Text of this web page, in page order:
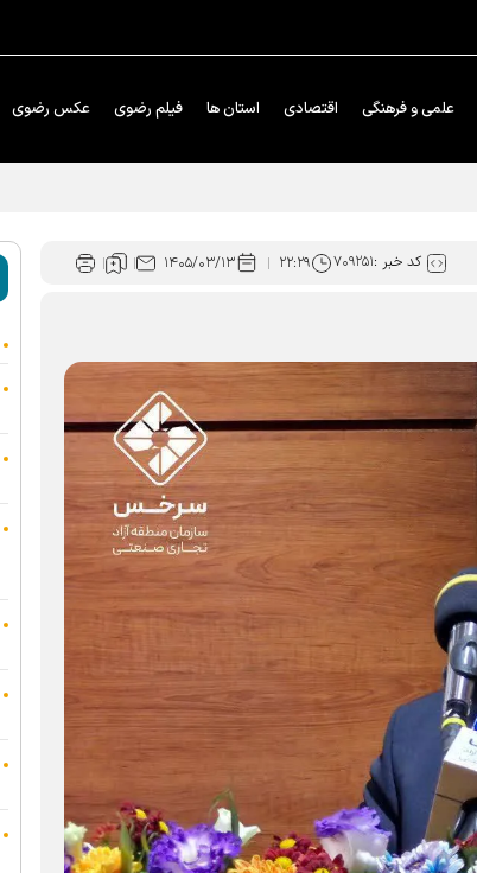
علمی و فرهنگی اقتصادی استان ها فیلم رضوی عکس رضوی
کد خبر :۷۰۹۲۵۱ ۲۲:۲۹ ۱۴۰۵/۰۳/۱۳